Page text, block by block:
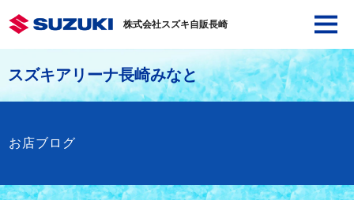
株式会社スズキ自販長崎
スズキアリーナ長崎みなと
お店ブログ